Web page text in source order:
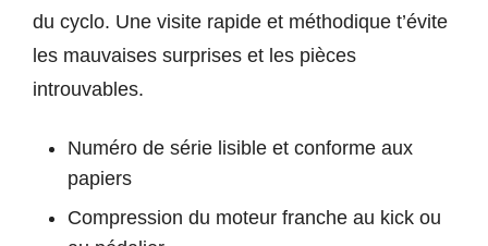
du cyclo. Une visite rapide et méthodique t’évite
les mauvaises surprises et les pièces
introuvables.
Numéro de série lisible et conforme aux
papiers
Compression du moteur franche au kick ou